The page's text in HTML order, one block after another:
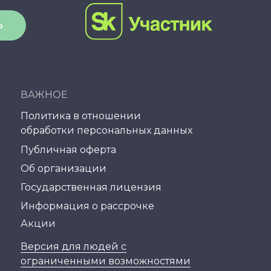
Политика в отношении
обработки персональных данных
ВАЖНОЕ
Публичная оферта
Государственная лицензия
Об организации
Версия для людей с
ограниченными возможностями
Информация о рассрочке
Акции